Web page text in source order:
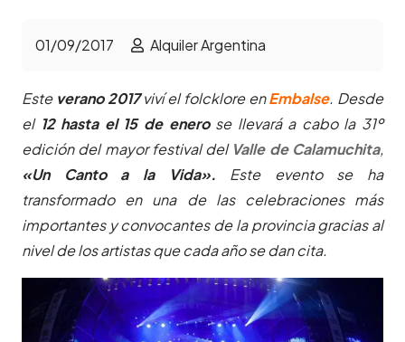
01/09/2017 Alquiler Argentina
Este verano 2017viví el folcklore enEmbalse. Desde
el 12 hasta el 15 de enerose llevará a cabo la 31º
edición del mayor festival del Valle de Calamuchita,
«Un Canto a la Vida». Este evento se ha
transformado en una de las celebraciones más
importantes y convocantes de la provincia gracias al
nivel de los artistas que cada año se dan cita.